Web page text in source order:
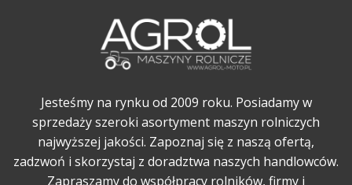
Jesteśmy na rynku od 2009 roku. Posiadamy w
sprzedaży szeroki asortyment maszyn rolniczych
najwyższej jakości. Zapoznaj się z naszą ofertą,
zadzwoń i skorzystaj z doradztwa naszych handlowców.
Zapraszamy do współpracy rolników, firmy i